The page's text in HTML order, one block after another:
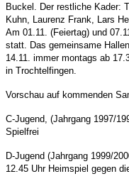
Buckel. Der restliche Kader:
Kuhn, Laurenz Frank, Lars
Am 01.11. (Feiertag) und
statt. Das gemeinsame
14.11. immer montags ab
in Trochtelfingen.
Vorschau auf kommenden
C-Jugend, (Jahrgang 1997/
Spielfrei
D-Jugend (Jahrgang 1999/
12.45 Uhr Heimspiel gegen